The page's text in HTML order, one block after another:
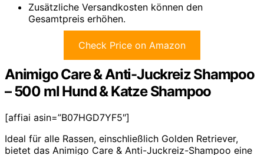
Zusätzliche Versandkosten können den
Gesamtpreis erhöhen.
Check Price on Amazon
Animigo Care & Anti-Juckreiz Shampoo
– 500 ml Hund & Katze Shampoo
[affiai asin=”B07HGD7YF5″]
Ideal für alle Rassen, einschließlich Golden Retriever,
bietet das Animigo Care & Anti-Juckreiz-Shampoo eine